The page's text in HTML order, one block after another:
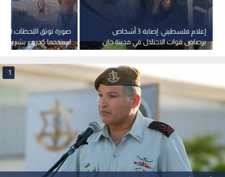
صورة توثق اللحظات
استخدما كدروع بشرية
بغزة
إعلام فلسطيني: إصابة 3 أشخاص
برصاص قوات الاحتلال في مدينة خان
يونس جنوب قطاع غزة
1